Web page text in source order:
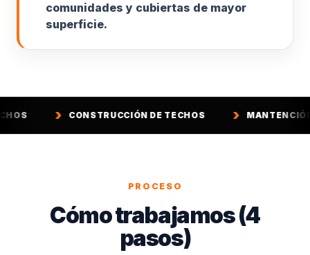
comunidades y cubiertas de mayor
superficie.
CONSTRUCCIÓN DE TECHOS MANTENCIÓN DE TECHOS
PROCESO
Cómo trabajamos (4
pasos)